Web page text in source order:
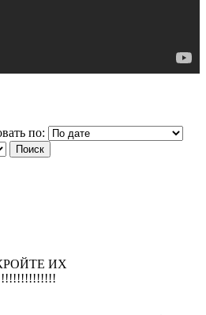
по:
ИХ